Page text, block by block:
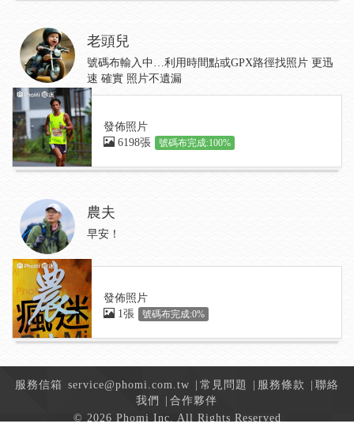
老頭兒
號碼布輸入中…利用時間點或GPX路徑找照片 更迅
速 確實 照片不遺漏
發佈照片
6198張
號碼布完成:100%
農夫
早安！
發佈照片
1張
號碼布完成:0%
服務信箱 service@phomi.com.tw 常見問題 服務條款
聯絡
我們
合作夥伴
© 2026 Phomi Inc. All Rights Reserved